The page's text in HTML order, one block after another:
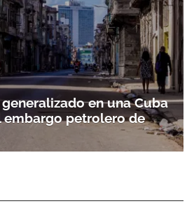
en una Cuba
embargo petrolero de